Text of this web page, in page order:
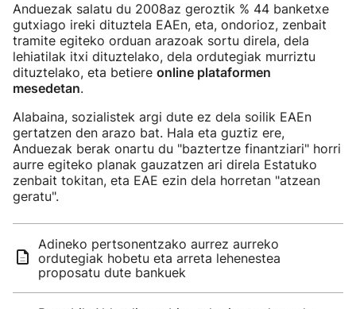
Anduezak salatu du 2008az geroztik % 44 banketxe
gutxiago ireki dituztela EAEn, eta, ondorioz, zenbait
tramite egiteko orduan arazoak sortu direla, dela
lehiatilak itxi dituztelako, dela ordutegiak murriztu
dituztelako, eta betiere online plataformen
mesedetan.
Alabaina, sozialistek argi dute ez dela soilik EAEn
gertatzen den arazo bat. Hala eta guztiz ere,
Anduezak berak onartu du "baztertze finantziari" horri
aurre egiteko planak gauzatzen ari direla Estatuko
zenbait tokitan, eta EAE ezin dela horretan "atzean
geratu".
Adineko pertsonentzako aurrez aurreko
ordutegiak hobetu eta arreta lehenestea
proposatu dute bankuek